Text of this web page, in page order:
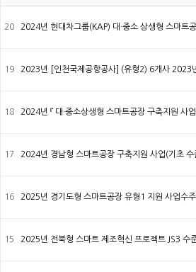
20 2024년 현대차그룹(KAP) 대·중소 상생형 스마트
19 2023년 [인천국제공항공사] (유형2) 6개사 2023
18 2024년 『 대·중소상생형 스마트공장 구축지원 사
17 2024년 경남형 스마트공장 구축지원 사업(기초 수
16 2025년 경기도형 스마트공장 유형1 지원 사업수주
15 2025년 전북형 스마트 제조혁신 프로젝트 JS3 수